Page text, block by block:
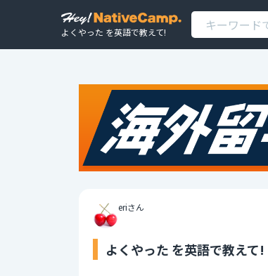
よくやった を英語で教えて!
eriさん
よくやった を英語で教えて!